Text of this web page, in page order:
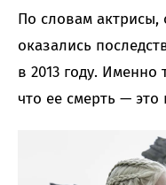
По словам
оказались
в 2013 году. Именно
что ее смерть —